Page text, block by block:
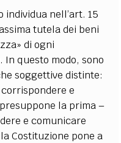
individua nell’art. 15
tutela dei beni
di ogni
questo modo, sono
soggettive distinte:
e
la prima –
e comunicare
Costituzione pone a